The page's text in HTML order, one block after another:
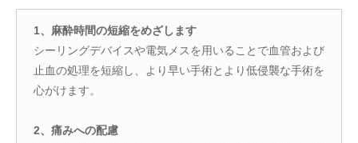
1、麻酔時間の短縮をめざします
シーリングデバイスや電気メスを用いることで血管および
止血の処理を短縮し、より早い手術とより低侵襲な手術を
心がけます。
2、痛みへの配慮